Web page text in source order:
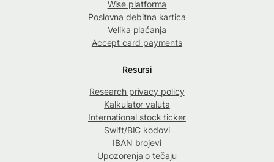
Wise platforma
Poslovna debitna kartica
Velika plaćanja
Accept card payments
Resursi
Research privacy policy
Kalkulator valuta
International stock ticker
Swift/BIC kodovi
IBAN brojevi
Upozorenja o tečaju